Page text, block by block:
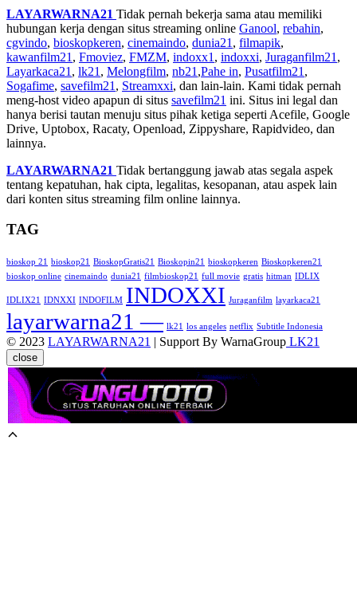
LAYARWARNA21 Tidak pernah bekerja sama atau memiliki
hubungan kerja dengan situs streaming online Ganool, rebahin,
cgvindo, bioskopkeren, cinemaindo, dunia21 , filmapik,
kawanfilm21 , Fmoviez, FMZM, indoxx1 , indoxxi, Juraganfilm21 ,
Layarkaca21 , lk21 , Melongfilm, nb21 ,Pahe in, Pusatfilm21 ,
Sogafime, savefilm21 , Streamxxi, dan lain-lain. Kami tidak pernah
meng-host video apapun di situs savefilm21 ini. Situs ini legal dan
hanya berisi tautan menuju situs pihak ketiga seperti Acefile, Google
Drive, Uptobox, Racaty, Openload, Zippyshare, Rapidvideo, dan
lainnya.
LAYARWARNA21 Tidak bertanggung jawab atas segala aspek
tentang kepatuhan, hak cipta, legalitas, kesopanan, atau aspek lain
dari konten situs streaming film online lainnya.
TAG
bioskop 21 bioskop21 BioskopGratis21 Bioskopin21 bioskopkeren Bioskopkeren21
bioskop online cinemaindo dunia21 filmbioskop21 full movie gratis hitman IDLIX
IDLIX21 IDNXXI INDOFILM INDOXXI Juraganfilm layarkaca21
layarwarna21 — lk21 los angeles netflix Subtitle Indonesia
© 2023 LAYARWARNA21 | Support By WarnaGroup LK21
close